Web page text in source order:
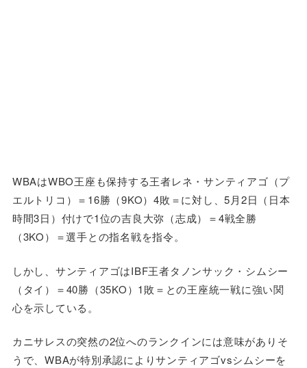
WBAはWBO王座も保持する王者レネ・サンティアゴ（プ
エルトリコ）＝16勝（9KO）4敗＝に対し、5月2日（日本
時間3日）付けで1位の吉良大弥（志成）＝4戦全勝
（3KO）＝選手との指名戦を指令。
しかし、サンティアゴはIBF王者タノンサック・シムシー
（タイ）＝40勝（35KO）1敗＝との王座統一戦に強い関
心を示している。
カニサレスの突然の2位へのランクインには意味がありそ
うで、WBAが特別承認によりサンティアゴvsシムシーを